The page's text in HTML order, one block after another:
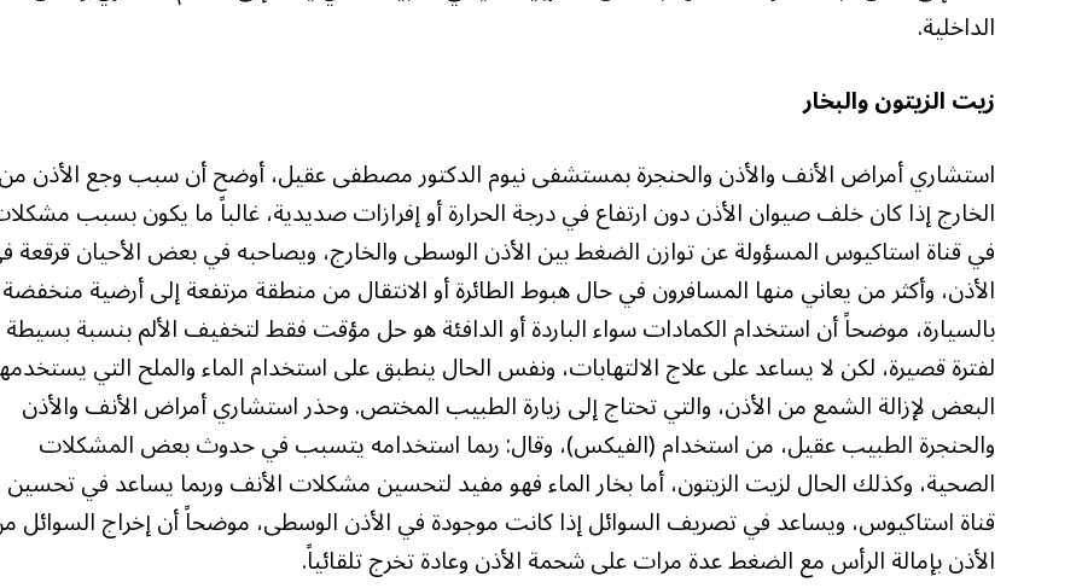
الداخلية.
زيت الزيتون والبخار
استشاري أمراض الأنف والأذن والحنجرة بمستشفى نيوم الدكتور مصطفى عقيل، أوضح أن سبب وجع الأذن من
الخارج إذا كان خلف صيوان الأذن دون ارتفاع في درجة الحرارة أو إفرازات صديدية، غالباً ما يكون بسبب
في قناة استاكيوس المسؤولة عن توازن الضغط بين الأذن الوسطى والخارج، ويصاحبه في بعض الأحيان قرقعة
الأذن، وأكثر من يعاني منها المسافرون في حال هبوط الطائرة أو الانتقال من منطقة مرتفعة إلى أرضية منخفضة
بالسيارة، موضحاً أن استخدام الكمادات سواء الباردة أو الدافئة هو حل مؤقت فقط لتخفيف الألم بنسبة بسيطة
لفترة قصيرة، لكن لا يساعد على علاج الالتهابات، ونفس الحال ينطبق على استخدام الماء والملح التي
البعض لإزالة الشمع من الأذن، والتي تحتاج إلى زيارة الطبيب المختص. وحذر استشاري أمراض الأنف والأذن
والحنجرة الطبيب عقيل، من استخدام (الفيكس)، وقال: ربما استخدامه يتسبب في حدوث بعض المشكلات
الصحية، وكذلك الحال لزيت الزيتون، أما بخار الماء فهو مفيد لتحسين مشكلات الأنف وربما يساعد في تحسين
قناة استاكيوس، ويساعد في تصريف السوائل إذا كانت موجودة في الأذن الوسطى، موضحاً أن إخراج السوائل
الأذن بإمالة الرأس مع الضغط عدة مرات على شحمة الأذن وعادة تخرج تلقائياً.